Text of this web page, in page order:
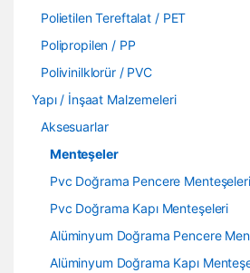
Polietilen Tereftalat / PET
Polipropilen / PP
Polivinilklorür / PVC
Yapı / İnşaat Malzemeleri
Aksesuarlar
Menteşeler
Pvc Doğrama Pencere Menteşeleri
Pvc Doğrama Kapı Menteşeleri
Alüminyum Doğrama Pencere
Alüminyum Doğrama Kapı